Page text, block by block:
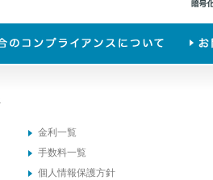
金利一覧
手数料一覧
個人情報保護方針